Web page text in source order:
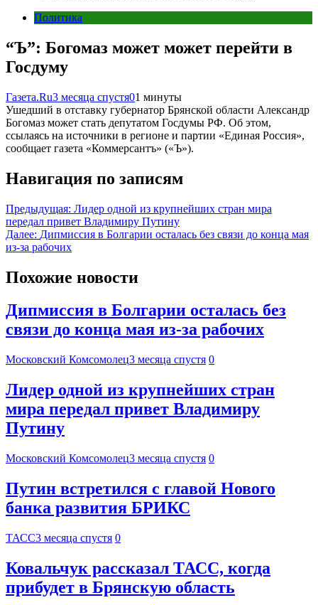
Политика
“Ъ”: Богомаз может может перейти в
Госдуму
Газета.Ru3 месяца спустя01 минуты
Ушедший в отставку губернатор Брянской области Александр
Богомаз может стать депутатом Госдумы РФ. Об этом,
ссылаясь на источники в регионе и партии «Единая Россия»,
сообщает газета «Коммерсантъ» («Ъ»).
Навигация по записям
Предыдущая: Лидер одной из крупнейших стран мира
передал привет Владимиру Путину
Далее: Дипмиссия в Болгарии осталась без связи до конца мая
из-за рабочих
Похожие новости
Дипмиссия в Болгарии осталась без
связи до конца мая из-за рабочих
Московский Комсомолец3 месяца спустя 0
Лидер одной из крупнейших стран
мира передал привет Владимиру
Путину
Московский Комсомолец3 месяца спустя 0
Путин встретился с главой Нового
банка развития БРИКС
ТАСС3 месяца спустя 0
Ковальчук рассказал ТАСС, когда
прибудет в Брянскую область